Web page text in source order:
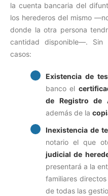
la cuenta bancaria del
los herederos del mismo
donde la otra persona
cantidad disponible—.
casos:
Existencia de
banco el
de Registro de
además de la
Inexistencia de
notario el que
judicial de
presentará a la
familiares
de todas las